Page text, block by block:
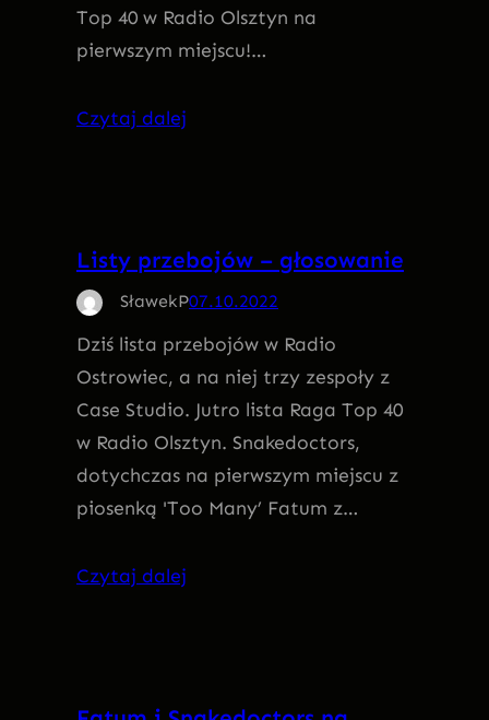
Top 40 w Radio Olsztyn na
pierwszym miejscu!…
Czytaj dalej
Listy przebojów – głosowanie
SławekP07.10.2022
Dziś lista przebojów w Radio
Ostrowiec, a na niej trzy zespoły z
Case Studio. Jutro lista Raga Top 40
w Radio Olsztyn. Snakedoctors,
dotychczas na pierwszym miejscu z
piosenką 'Too Many’ Fatum z…
Czytaj dalej